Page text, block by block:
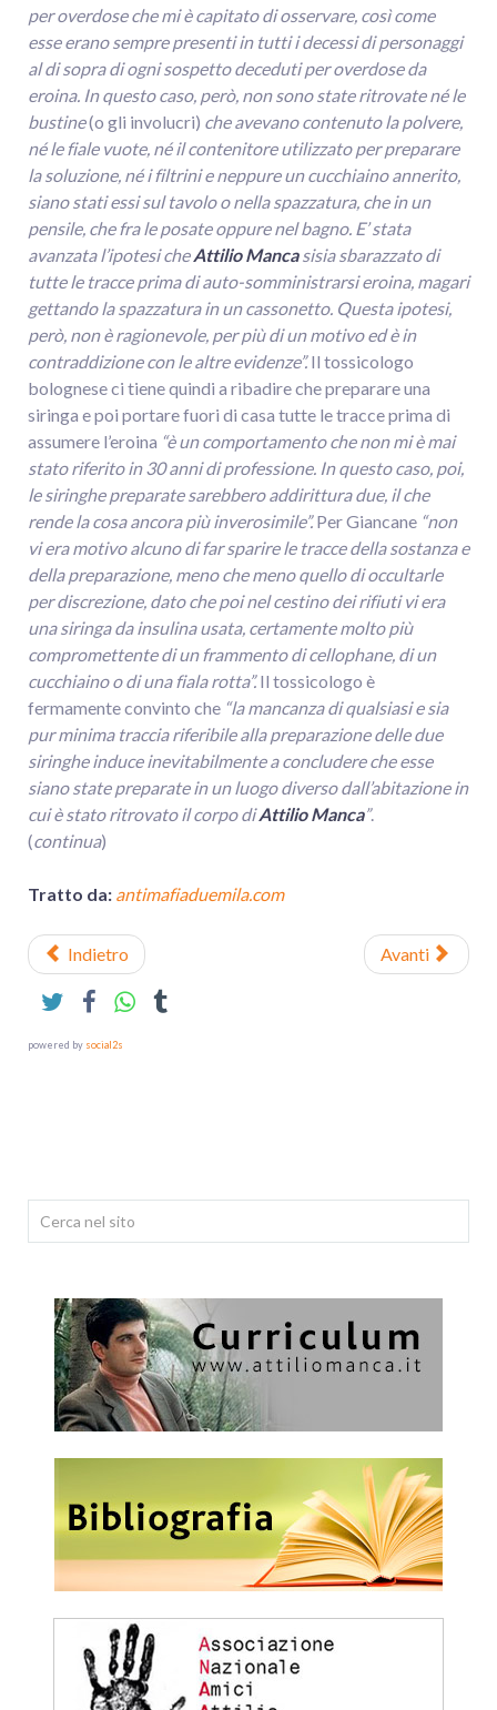
per overdose che mi è capitato di osservare, così come
esse erano sempre presenti in tutti i decessi di personaggi
al di sopra di ogni sospetto deceduti per overdose da
eroina. In questo caso, però, non sono state ritrovate né le
bustine(o gli involucri) che avevano contenuto la polvere,
né le fiale vuote, né il contenitore utilizzato per preparare
la soluzione, né i filtrini e neppure un cucchiaino annerito,
siano stati essi sul tavolo o nella spazzatura, che in un
pensile, che fra le posate oppure nel bagno. E’ stata
avanzata l’ipotesi cheAttilio Mancasisia sbarazzato di
tutte le tracce prima di auto-somministrarsi eroina, magari
gettando la spazzatura in un cassonetto. Questa ipotesi,
però, non è ragionevole, per più di un motivo ed è in
contraddizione con le altre evidenze”.Il tossicologo
bolognese ci tiene quindi a ribadire che preparare una
siringa e poi portare fuori di casa tutte le tracce prima di
assumere l’eroina “è un comportamento che non mi è mai
stato riferito in 30 anni di professione. In questo caso, poi,
le siringhe preparate sarebbero addirittura due, il che
rende la cosa ancora più inverosimile”.Per Giancane “non
vi era motivo alcuno di far sparire le tracce della sostanza e
della preparazione, meno che meno quello di occultarle
per discrezione, dato che poi nel cestino dei rifiuti vi era
una siringa da insulina usata, certamente molto più
compromettente di un frammento di cellophane, di un
cucchiaino o di una fiala rotta”.Il tossicologo è
fermamente convinto che “la mancanza di qualsiasi e sia
pur minima traccia riferibile alla preparazione delle due
siringhe induce inevitabilmente a concludere che esse
siano state preparate in un luogo diverso dall’abitazione in
cui è stato ritrovato il corpo diAttilio Manca”.
(continua)
Tratto da: antimafiaduemila.com
Indietro Avanti
powered by social2s
Cerca...